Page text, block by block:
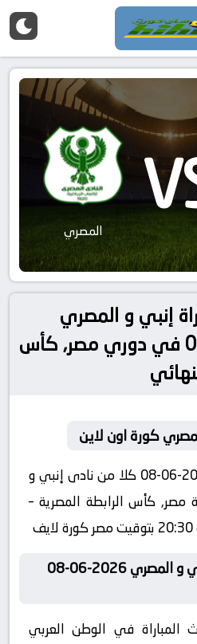
المصري
إنبي و المصري
بتاريخ 2026-06-08 في دوري مصر, كأس
كورة اون لاين
يلا شوت يلتقى اليوم 2026-06-08 كلا من نادى إنبي و
كأس الرابطة المصرية –
معلومات عن مباراة إنبي و المصري 2026-06-08
المباراة في الوطن العربي